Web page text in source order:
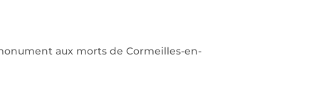
aux morts de Cormeilles-en-